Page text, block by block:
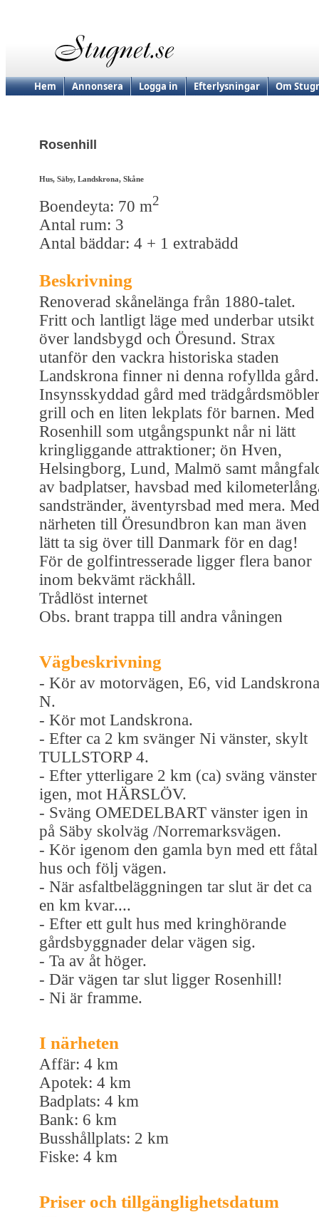
Hem Annonsera Logga in Efterlysningar Om
Rosenhill
Hus, Säby, Landskrona, Skåne
Boendeyta: 70 m2
Antal rum: 3
Antal bäddar: 4 + 1 extrabädd
Beskrivning
Renoverad skånelänga från 1880-talet.
Fritt och lantligt läge med underbar utsikt
över landsbygd och Öresund. Strax
utanför den vackra historiska staden
Landskrona finner ni denna rofyllda gård.
Insynsskyddad gård med
grill och en liten lekplats för barnen. Med
Rosenhill som utgångspunkt når ni lätt
kringliggande attraktioner; ön Hven,
Helsingborg, Lund, Malmö samt
av badplatser, havsbad med
sandstränder, äventyrsbad med mera. Med
närheten till Öresundbron kan man även
lätt ta sig över till Danmark för en dag!
För de golfintresserade ligger flera banor
inom bekvämt räckhåll.
Trådlöst internet
Obs. brant trappa till andra våningen
Vägbeskrivning
- Kör av motorvägen, E6, vid Landskrona
N.
- Kör mot Landskrona.
- Efter ca 2 km svänger Ni vänster, skylt
TULLSTORP 4.
- Efter ytterligare 2 km (ca) sväng vänster
igen, mot HÄRSLÖV.
- Sväng OMEDELBART vänster igen in
på Säby skolväg /Norremarksvägen.
- Kör igenom den gamla byn med ett fåtal
hus och följ vägen.
- När asfaltbeläggningen tar slut är det ca
en km kvar....
- Efter ett gult hus med kringhörande
gårdsbyggnader delar vägen sig.
- Ta av åt höger.
- Där vägen tar slut ligger Rosenhill!
- Ni är framme.
I närheten
Affär: 4 km
Apotek: 4 km
Badplats: 4 km
Bank: 6 km
Busshållplats: 2 km
Fiske: 4 km
Priser och tillgänglighetsdatum